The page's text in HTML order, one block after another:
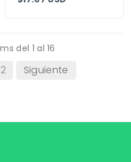
del 1 al 16
2 Siguiente